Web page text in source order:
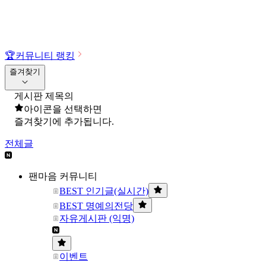
🏆커뮤니티 랭킹
즐겨찾기
게시판 제목의
아이콘을 선택하면
즐겨찾기에 추가됩니다.
전체글
팬마음 커뮤니티
BEST 인기글(실시간)
BEST 명예의전당
자유게시판 (익명)
이벤트